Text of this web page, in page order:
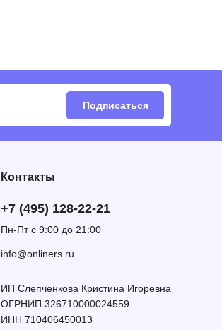
Подписаться
Контакты
+7 (495) 128-22-21
Пн-Пт с 9:00 до 21:00
info@onliners.ru
ИП Слепченкова Кристина Игоревна
ОГРНИП 326710000024559
ИНН 710406450013